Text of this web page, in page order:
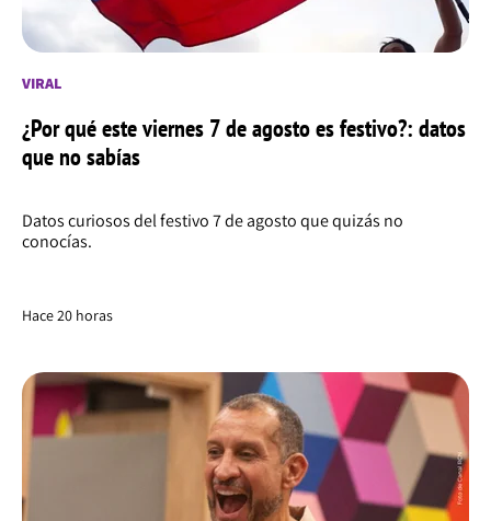
VIRAL
¿Por qué este viernes 7 de agosto es festivo?: datos
que no sabías
Datos curiosos del festivo 7 de agosto que quizás no
conocías.
Hace 20 horas